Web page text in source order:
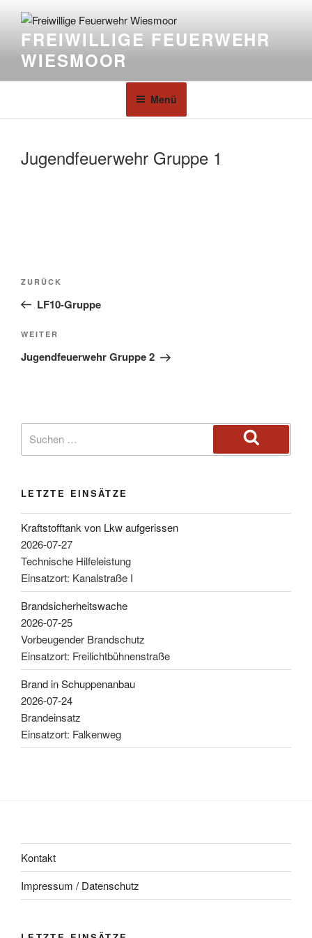
FREIWILLIGE FEUERWEHR
WIESMOOR
Menü
Jugendfeuerwehr Gruppe 1
ZURÜCK
LF10-Gruppe
WEITER
Jugendfeuerwehr Gruppe 2
LETZTE EINSÄTZE
Kraftstofftank von Lkw aufgerissen
2026-07-27
Technische Hilfeleistung
Einsatzort: Kanalstraße I
Brandsicherheitswache
2026-07-25
Vorbeugender Brandschutz
Einsatzort: Freilichtbühnenstraße
Brand in Schuppenanbau
2026-07-24
Brandeinsatz
Einsatzort: Falkenweg
Kontakt
Impressum / Datenschutz